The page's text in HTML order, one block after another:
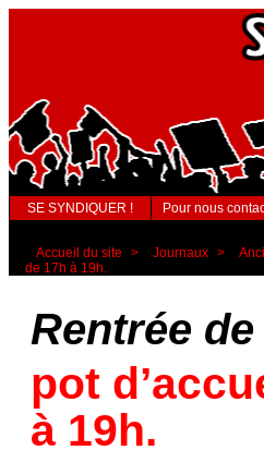
SE SYNDIQUER ! Pour nous
Accueil du site > Journaux >
de 17h à 19h.
Rentrée
pot
à 19h.